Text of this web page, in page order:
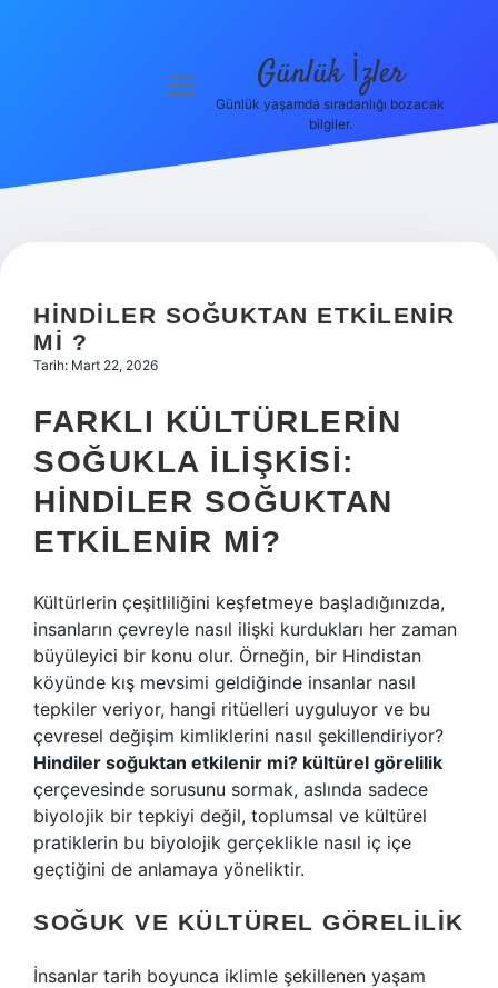
Hakkımızda
menüyü
Günlük İzler
Günlük yaşamda sıradanlığı bozacak
bilgiler.
HINDILER SOĞUKTAN ETKILENIR
MI ?
Tarih: Mart 22, 2026
FARKLI KÜLTÜRLERIN
SOĞUKLA İLIŞKISI:
HINDILER SOĞUKTAN
ETKILENIR MI?
Kültürlerin çeşitliliğini keşfetmeye başladığınızda,
insanların çevreyle nasıl ilişki kurdukları her zaman
büyüleyici bir konu olur. Örneğin, bir Hindistan
köyünde kış mevsimi geldiğinde insanlar nasıl
tepkiler veriyor, hangi ritüelleri uyguluyor ve bu
çevresel değişim kimliklerini nasıl şekillendiriyor?
Hindiler soğuktan etkilenir mi? kültürel görelilik
çerçevesinde sorusunu sormak, aslında sadece
biyolojik bir tepkiyi değil, toplumsal ve kültürel
pratiklerin bu biyolojik gerçeklikle nasıl iç içe
geçtiğini de anlamaya yöneliktir.
SOĞUK VE KÜLTÜREL GÖRELILIK
İnsanlar tarih boyunca iklimle şekillenen yaşam